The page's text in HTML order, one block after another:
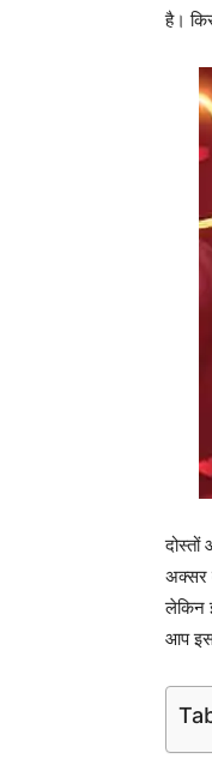
है।
अक्सर
लेकिन
आप इस